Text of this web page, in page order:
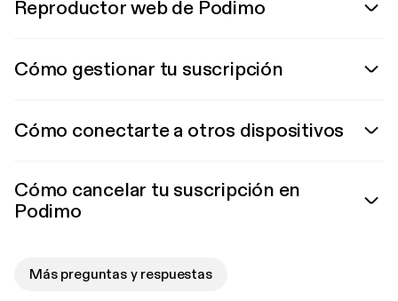
Reproductor web de Podimo
Cómo gestionar tu suscripción
Cómo conectarte a otros dispositivos
Cómo cancelar tu suscripción en
Podimo
Más preguntas y respuestas